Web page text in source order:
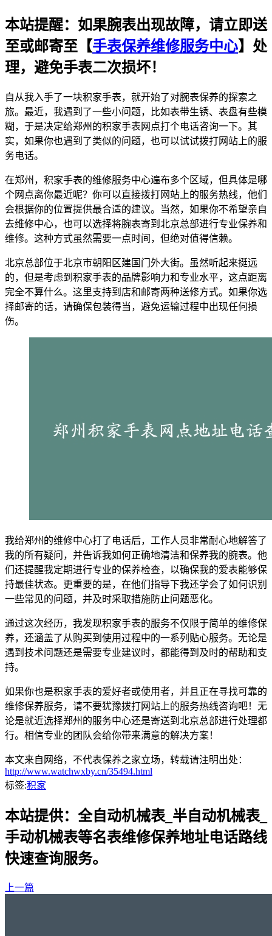
本站提醒：如果腕表出现故障，请立即送
至或邮寄至【手表保养维修服务中心】处
理，避免手表二次损坏！
自从我入手了一块积家手表，就开始了对腕表保养的探索之
旅。最近，我遇到了一些小问题，比如表带生锈、表盘有些模
糊，于是决定给郑州的积家手表网点打个电话咨询一下。其
实，如果你也遇到了类似的问题，也可以试试拨打网站上的服
务电话。
在郑州，积家手表的维修服务中心遍布多个区域，但具体是哪
个网点离你最近呢？你可以直接拨打网站上的服务热线，他们
会根据你的位置提供最合适的建议。当然，如果你不希望亲自
去维修中心，也可以选择将腕表寄到北京总部进行专业保养和
维修。这种方式虽然需要一点时间，但绝对值得信赖。
北京总部位于北京市朝阳区建国门外大街。虽然听起来挺远
的，但是考虑到积家手表的品牌影响力和专业水平，这点距离
完全不算什么。这里支持到店和邮寄两种送修方式。如果你选
择邮寄的话，请确保包装得当，避免运输过程中出现任何损
伤。
我给郑州的维修中心打了电话后，工作人员非常耐心地解答了
我的所有疑问，并告诉我如何正确地清洁和保养我的腕表。他
们还提醒我定期进行专业的保养检查，以确保我的爱表能够保
持最佳状态。更重要的是，在他们指导下我还学会了如何识别
一些常见的问题，并及时采取措施防止问题恶化。
通过这次经历，我发现积家手表的服务不仅限于简单的维修保
养，还涵盖了从购买到使用过程中的一系列贴心服务。无论是
遇到技术问题还是需要专业建议时，都能得到及时的帮助和支
持。
如果你也是积家手表的爱好者或使用者，并且正在寻找可靠的
维修保养服务，请不要犹豫拨打网站上的服务热线咨询吧！无
论是就近选择郑州的服务中心还是寄送到北京总部进行处理都
行。相信专业的团队会给你带来满意的解决方案！
本文来自网络，不代表保养之家立场，转载请注明出处：
http://www.watchwxby.cn/35494.html
标签:积家
本站提供：全自动机械表_半自动机械表_
手动机械表等名表维修保养地址电话路线
快速查询服务。
上一篇